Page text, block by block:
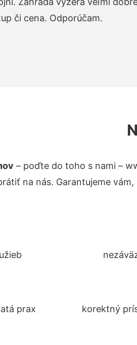
či cena. Odporúčam.
– poďte do toho s nami –
na nás. Garantujeme
prax korektný